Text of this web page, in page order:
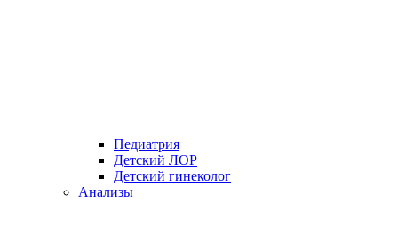
Педиатрия
Детский ЛОР
Детский гинеколог
Анализы